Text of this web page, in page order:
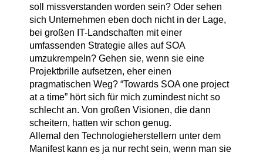
soll missverstanden worden sein? Oder sehen
sich Unternehmen eben doch nicht in der Lage,
bei großen IT-Landschaften mit einer
umfassenden Strategie alles auf SOA
umzukrempeln? Gehen sie, wenn sie eine
Projektbrille aufsetzen, eher einen
pragmatischen Weg? “Towards SOA one project
at a time” hört sich für mich zumindest nicht so
schlecht an. Von großen Visionen, die dann
scheitern, hatten wir schon genug.
Allemal den Technologieherstellern unter dem
Manifest kann es ja nur recht sein, wenn man sie